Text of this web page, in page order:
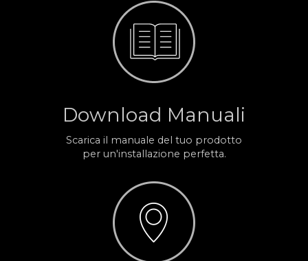
Download Manuali
Scarica il manuale del tuo prodotto
per un'installazione perfetta.